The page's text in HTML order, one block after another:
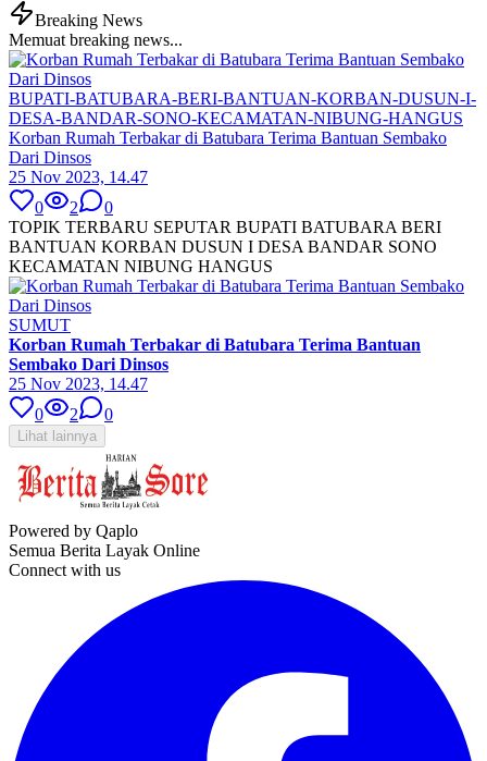
Breaking News
Memuat breaking news...
BUPATI-BATUBARA-BERI-BANTUAN-KORBAN-DUSUN-I-
DESA-BANDAR-SONO-KECAMATAN-NIBUNG-HANGUS
Korban Rumah Terbakar di Batubara Terima Bantuan Sembako
Dari Dinsos
25 Nov 2023, 14.47
0
2
0
TOPIK TERBARU SEPUTAR BUPATI BATUBARA BERI
BANTUAN KORBAN DUSUN I DESA BANDAR SONO
KECAMATAN NIBUNG HANGUS
SUMUT
Korban Rumah Terbakar di Batubara Terima Bantuan
Sembako Dari Dinsos
25 Nov 2023, 14.47
0
2 0
Lihat lainnya
Powered by Qaplo
Semua Berita Layak Online
Connect with us